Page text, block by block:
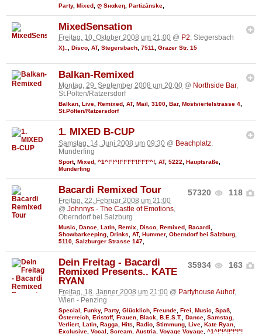
Party, Mixed ღ Sнαkєη Partizánske
MixedSensation
Freitag, 10. Oktober 2008 um 21:00 @ P2, Stegersbach
X).. Disco AT, Stegersbach 7511 Grazer Str. 15
Balkan-Remixed
Montag, 29. September 2008 um 20:00 @ Northside Bar,
St.Pölten/Ratzersdorf
Balkan Live Remixed AT, Mail 3100 Bar, Mostviertelstrasse 4
St.Pölten/Ratzersdorf
1. MIXED B-CUP
Samstag, 14. Juni 2008 um 09:30 @ Beachplatz
Munderfing
Sport, Mixed ^1^!°!^!!°!°!°!°!!°!°!°^! AT, 5222 Hauptsraße
Munderfing
57320 118
Bacardi Remixed Tour
Freitag, 22. Februar 2008 um 21:00
@ Johnnys - The Castle of Emotions,
Oberndorf bei Salzburg
Music Dance Latin Remix Disco Remixed Bacardi
Showbarkeeping Drinks AT, Hummer, Oberndorf bei Salzburg
5110 Salzburger Strasse 147
35934 163
Dein Freitag - Bacardi
Remixed Presents.. KATE
RYAN
Freitag, 18. Jänner 2008 um 21:00 @ Partyhouse Auhof,
Wien - Penzing
Special, Funky, Party, Glücklich, Freunde, Frei, Music, Spaß,
Österreich, Eristoff, Frauen, Black, B.E.S.T., Dance, Samstag,
Verliert, Latin, Ragga, Hits, Radio, Stimmung, Live, Kate Ryan,
Exclusive, Vocal, Scream, Austria, Voyage Voyage, ^1^!°!^!!°!°!°!